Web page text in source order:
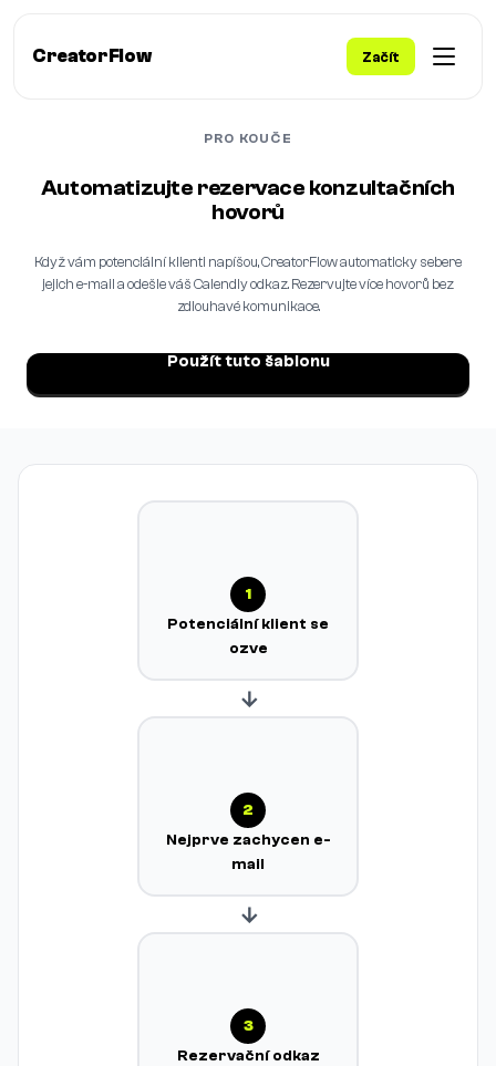
CreatorFlow Začít
PRO KOUČE
Automatizujte rezervace konzultačních
hovorů
Když vám potenciální klienti napíšou, CreatorFlow automaticky sebere
jejich e-mail a odešle váš Calendly odkaz. Rezervujte více hovorů bez
zdlouhavé komunikace.
Použít tuto šablonu
1
Potenciální klient se
ozve
→
2
Nejprve zachycen e-
mail
→
3
Rezervační odkaz